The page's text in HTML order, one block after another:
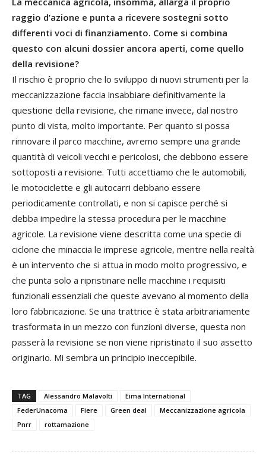
raggio d’azione e punta a ricevere sostegni sotto
differenti voci di finanziamento. Come si combina
questo con alcuni dossier ancora aperti, come quello
della revisione?
Il rischio è proprio che lo sviluppo di nuovi strumenti per la
meccanizzazione faccia insabbiare definitivamente la
questione della revisione, che rimane invece, dal nostro
punto di vista, molto importante. Per quanto si possa
rinnovare il parco macchine, avremo sempre una grande
quantità di veicoli vecchi e pericolosi, che debbono essere
sottoposti a revisione. Tutti accettiamo che le automobili,
le motociclette e gli autocarri debbano essere
periodicamente controllati, e non si capisce perché si
debba impedire la stessa procedura per le macchine
agricole. La revisione viene descritta come una specie di
ciclone che minaccia le imprese agricole, mentre nella realtà
è un intervento che si attua in modo molto progressivo, e
che punta solo a ripristinare nelle macchine i requisiti
funzionali essenziali che queste avevano al momento della
loro fabbricazione. Se una trattrice è stata arbitrariamente
trasformata in un mezzo con funzioni diverse, questa non
passerà la revisione se non viene ripristinato il suo assetto
originario. Mi sembra un principio ineccepibile.
TAG Alessandro Malavolti
Eima International
FederUnacoma
Fiere Green deal
Meccanizzazione agricola
Pnrr
rottamazione